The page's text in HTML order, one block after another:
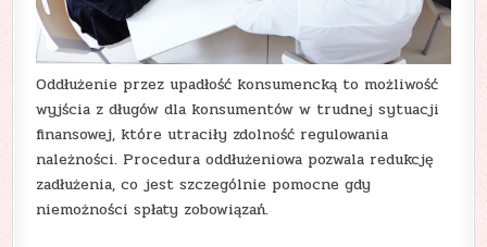
Oddłużenie przez upadłość konsumencką to możliwość
wyjścia z długów dla konsumentów w trudnej sytuacji
finansowej, które utraciły zdolność regulowania
należności. Procedura oddłużeniowa pozwala redukcję
zadłużenia, co jest szczególnie pomocne gdy
niemożności spłaty zobowiązań.